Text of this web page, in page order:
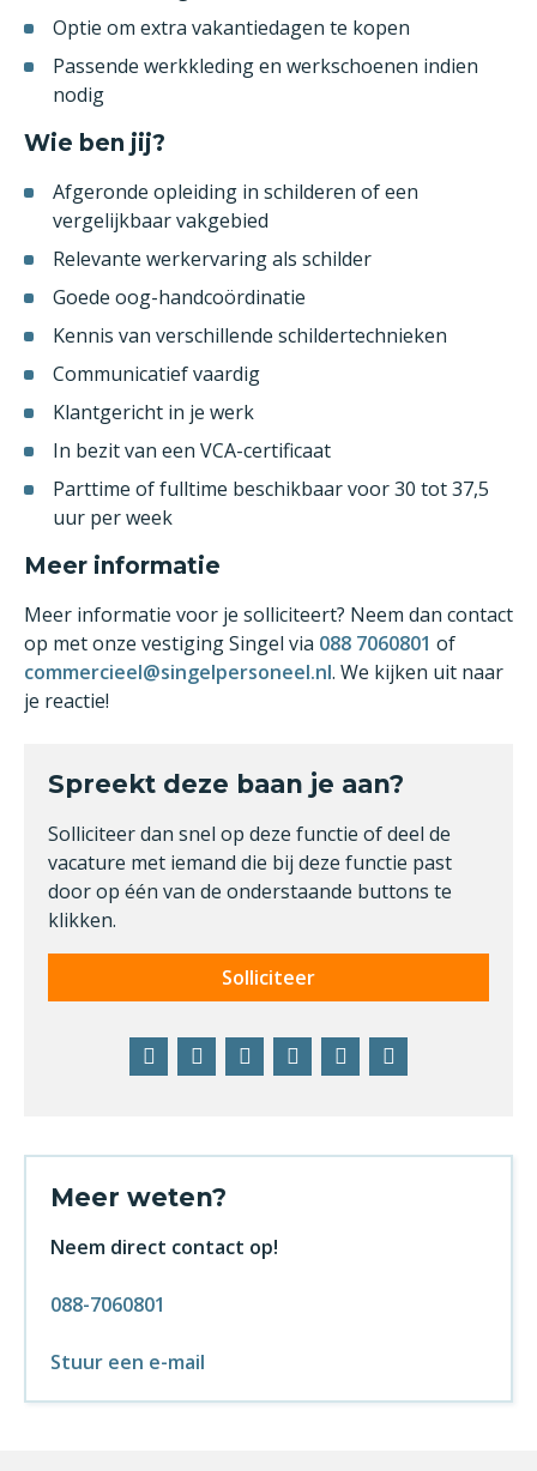
Optie om extra vakantiedagen te kopen
Passende werkkleding en werkschoenen indien
nodig
Wie ben jij?
Afgeronde opleiding in schilderen of een
vergelijkbaar vakgebied
Relevante werkervaring als schilder
Goede oog-handcoördinatie
Kennis van verschillende schildertechnieken
Communicatief vaardig
Klantgericht in je werk
In bezit van een VCA-certificaat
Parttime of fulltime beschikbaar voor 30 tot 37,5
uur per week
Meer informatie
Meer informatie voor je solliciteert? Neem dan contact
op met onze vestiging Singel via 088 7060801 of
commercieel@singelpersoneel.nl. We kijken uit naar
je reactie!
Spreekt deze baan je aan?
Solliciteer dan snel op deze functie of deel de
vacature met iemand die bij deze functie past
door op één van de onderstaande buttons te
klikken.
FacebookTwitterLinkedInPinterestWhatsApp
Solliciteer
Meer weten?
Neem direct contact op!
088-7060801
Stuur een e-mail